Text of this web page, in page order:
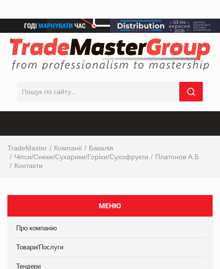
TradeMaster Компанії
Бакалія
Чіпси/Снеки/Сухарики/Горіхи/Сухофрукти
Платонов А.Б
Контакти
МЕНЮ
Про компанію
Товари/Послуги
Тендери